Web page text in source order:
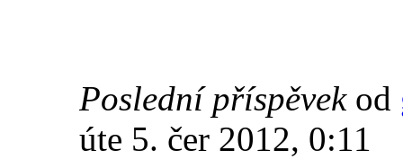
Poslední příspěvek od
úte 5. čer 2012, 0:11